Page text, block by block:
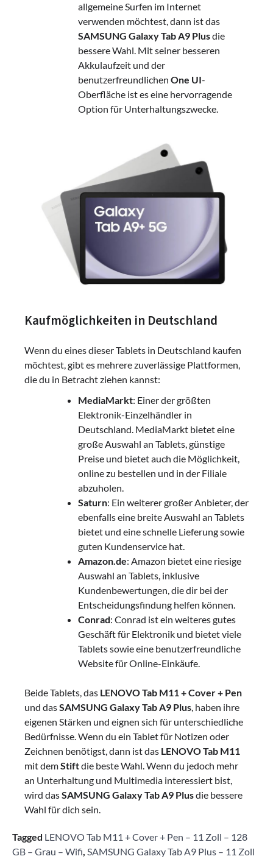
allgemeine Surfen im Internet
verwenden möchtest, dann ist das
SAMSUNG Galaxy Tab A9 Plusdie
bessere Wahl. Mit seiner besseren
Akkulaufzeit und der
benutzerfreundlichen One UI-
Oberfläche ist es eine hervorragende
Option für Unterhaltungszwecke.
Kaufmöglichkeiten in Deutschland
Wenn du eines dieser Tablets in Deutschland kaufen
möchtest, gibt es mehrere zuverlässige Plattformen,
die du in Betracht ziehen kannst:
MediaMarkt: Einer der größten
Elektronik-Einzelhändler in
Deutschland. MediaMarkt bietet eine
große Auswahl an Tablets, günstige
Preise und bietet auch die Möglichkeit,
online zu bestellen und in der Filiale
abzuholen.
Saturn: Ein weiterer großer Anbieter, der
ebenfalls eine breite Auswahl an Tablets
bietet und eine schnelle Lieferung sowie
guten Kundenservice hat.
Amazon.de: Amazon bietet eine riesige
Auswahl an Tablets, inklusive
Kundenbewertungen, die dir bei der
Entscheidungsfindung helfen können.
Conrad: Conrad ist ein weiteres gutes
Geschäft für Elektronik und bietet viele
Tablets sowie eine benutzerfreundliche
Website für Online-Einkäufe.
Beide Tablets, das LENOVO Tab M11 + Cover + Pen
und dasSAMSUNG Galaxy Tab A9 Plus , haben ihre
eigenen Stärken und eignen sich für unterschiedliche
Bedürfnisse. Wenn du ein Tablet für Notizen oder
Zeichnen benötigst, dann ist das LENOVO Tab M11
mit demStiftdie beste Wahl. Wenn du jedoch mehr
an Unterhaltung und Multimedia interessiert bist,
wird dasSAMSUNG Galaxy Tab A9 Plusdie bessere
Wahl für dich sein.
Tagged LENOVO Tab M11 + Cover + Pen – 11 Zoll – 128
GB – Grau – Wifi SAMSUNG Galaxy Tab A9 Plus – 11 Zoll